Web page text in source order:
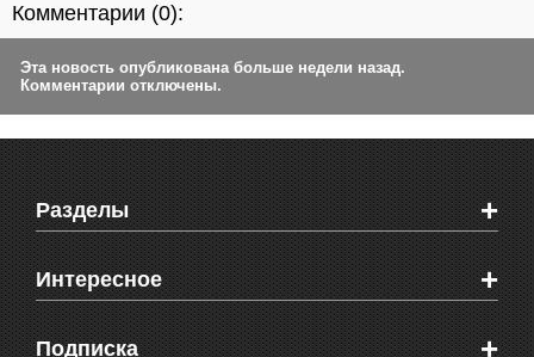
Комментарии (0):
Эта новость опубликована больше недели назад.
Комментарии отключены.
Разделы +
Новости Феодосии
Новости Крыма
Мировые новости
Объявления
Интересное +
Видео о Феодосии
Подписка +